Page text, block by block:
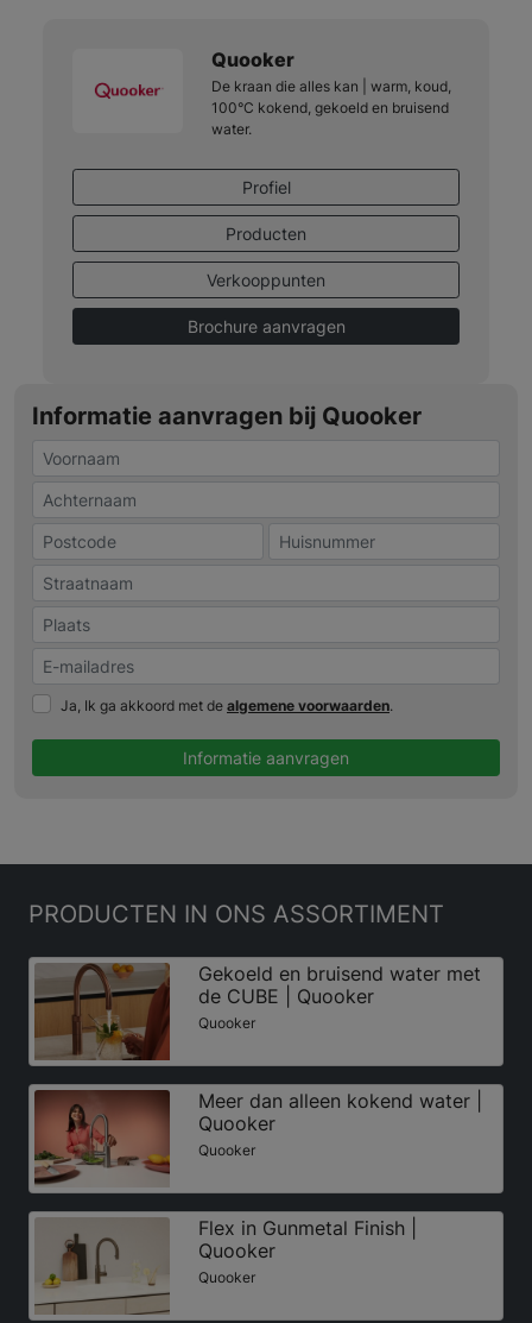
Quooker
De kraan die alles kan | warm, koud,
100°C kokend, gekoeld en bruisend
water.
Profiel
Producten
Verkooppunten
Brochure aanvragen
Informatie aanvragen bij Quooker
Ja, Ik ga akkoord met de algemene voorwaarden.
Informatie aanvragen
PRODUCTEN IN ONS ASSORTIMENT
Gekoeld en bruisend water met
de CUBE | Quooker
Quooker
Meer dan alleen kokend water |
Quooker
Quooker
Flex in Gunmetal Finish |
Quooker
Quooker